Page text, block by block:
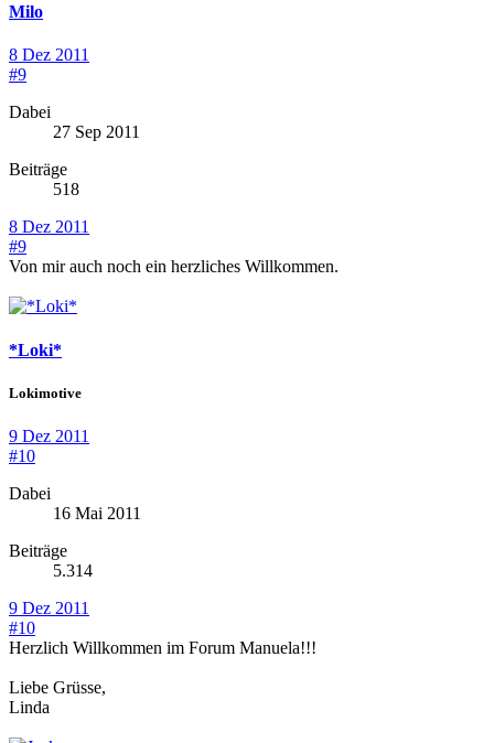
Milo
8 Dez 2011
#9
Dabei
27 Sep 2011
Beiträge
518
8 Dez 2011
#9
Von mir auch noch ein herzliches Willkommen.
*Loki*
Lokimotive
9 Dez 2011
#10
Dabei
16 Mai 2011
Beiträge
5.314
9 Dez 2011
#10
Herzlich Willkommen im Forum Manuela!!!
Liebe Grüsse,
Linda